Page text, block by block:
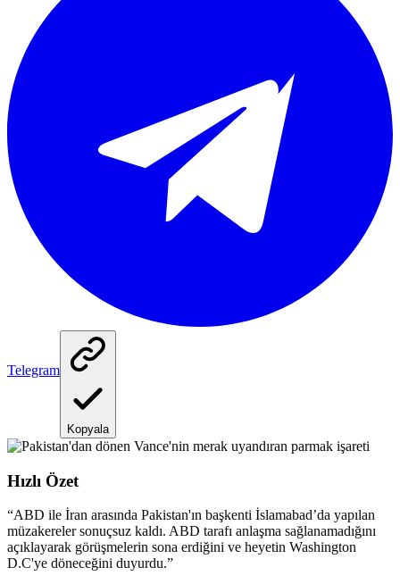
Telegram
Kopyala
Hızlı Özet
“ABD ile İran arasında Pakistan'ın başkenti İslamabad’da yapılan
müzakereler sonuçsuz kaldı. ABD tarafı anlaşma sağlanamadığını
açıklayarak görüşmelerin sona erdiğini ve heyetin Washington
D.C'ye döneceğini duyurdu.”